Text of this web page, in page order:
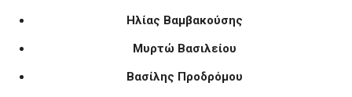
Ηλίας Βαμβακούσης
Μυρτώ Βασιλείου
Βασίλης Προδρόμου